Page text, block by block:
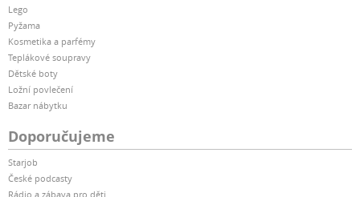
Lego
Pyžama
Kosmetika a parfémy
Teplákové soupravy
Dětské boty
Ložní povlečení
Bazar nábytku
Doporučujeme
Starjob
České podcasty
Rádio a zábava pro děti